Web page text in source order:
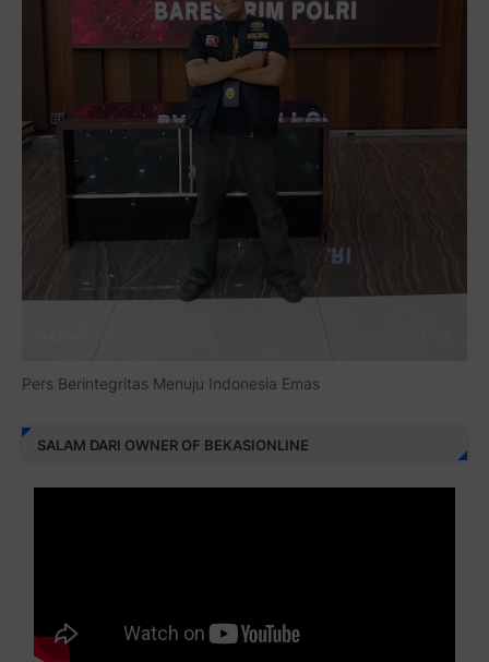
Pers Berintegritas Menuju Indonesia Emas
SALAM DARI OWNER OF BEKASIONLINE